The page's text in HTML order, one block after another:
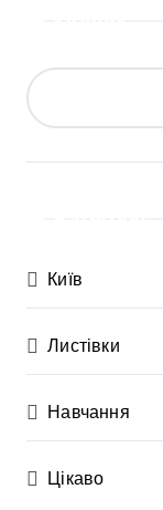
Київ
Листівки
Навчання
Цікаво